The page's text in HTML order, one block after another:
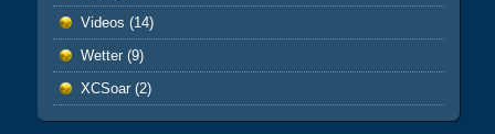
Videos (14)
Wetter(9)
XCSoar(2)